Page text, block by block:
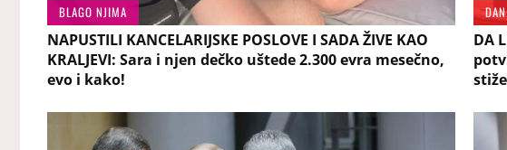
BLAGO NJIMA
NAPUSTILI KANCELARIJSKE POSLOVE I SADA ŽIVE KAO
KRALJEVI: Sara i njen dečko uštede 2.300 evra mesečno,
evo i kako!
DA